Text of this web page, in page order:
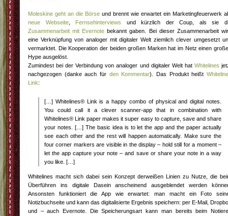
Moleskine geht an die Börse und brennt wie erwartet ein Marketingfeuerwerk
neue Webseite, Fernsehinterviews und kürzlich der Coup, als sie
Zusammenarbeit mit Evernote bekannt gaben. Bei dieser Zusammenarbeit
eine Verknüpfung von analoger mit digitaler Welt ziemlich clever umgesetzt
vermarktet. Die Kooperation der beiden großen Marken hat im Netz einen
Hype ausgelöst.
Zumindest bei der Verbindung von analoger und digitaler Welt hat Whitelines
nachgezogen (danke auch für den Kommentar). Das Produkt heißt
Link:
[…] Whitelines® Link is a happy combo of physical and digital notes.
You could call it a clever scanner-app that in combination with
Whitelines® Link paper makes it super easy to capture, save and share
your notes. […] The basic idea is to let the app and the paper actually
see each other and the rest will happen automatically. Make sure the
four corner markers are visible in the display – hold still for a moment –
let the app capture your note – and save or share your note in a way
you like. […]
Whitelines macht sich dabei sein Konzept derweißen Linien zu Nutze, die
Überführen ins digitale Dasein anscheinend ausgeblendet werden
Ansonsten funktioniert die App wie erwartet: man macht ein Foto
Notizbuchseite und kann das digitalisierte Ergebnis speichern: per E-Mail,
und – auch Evernote. Die Speicherungsart kann man bereits beim